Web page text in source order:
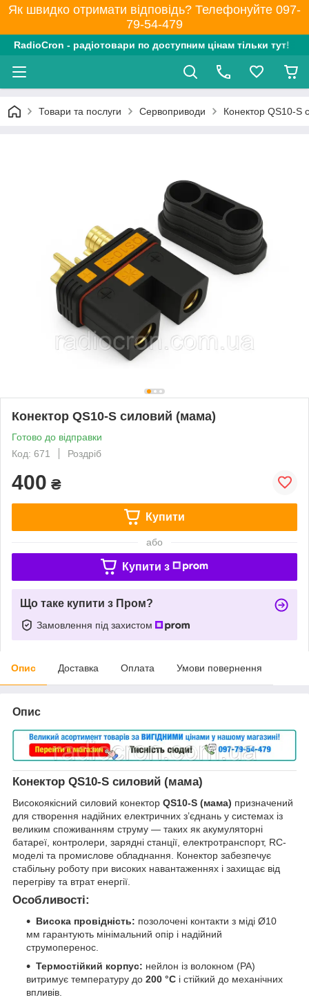
Як швидко отримати відповідь? Телефонуйте 097-
79-54-479
RadioCron - радіотовари по доступним цінам тільки тут!
Товари та послуги Сервоприводи Конектор QS10-S
Конектор QS10-S силовий (мама)
Готово до відправки
Код: 671
Роздріб
400 ₴
Купити
або
Купити з
Що таке купити з Пром?
Замовлення під захистом
Опис Доставка Оплата Умови повернення
Опис
Конектор QS10-S силовий (мама)
Високоякісний силовий конектор QS10-S (мама) призначений
для створення надійних електричних з’єднань у системах із
великим споживанням струму — таких як акумуляторні
батареї, контролери, зарядні станції, електротранспорт, RC-
моделі та промислове обладнання. Конектор забезпечує
стабільну роботу при високих навантаженнях і захищає від
перегріву та втрат енергії.
Особливості:
Висока провідність: позолочені контакти з міді Ø10
мм гарантують мінімальний опір і надійний
струмоперенос.
Термостійкий корпус: нейлон із волокном (РА)
витримує температуру до 200 °C і стійкий до механічних
впливів.